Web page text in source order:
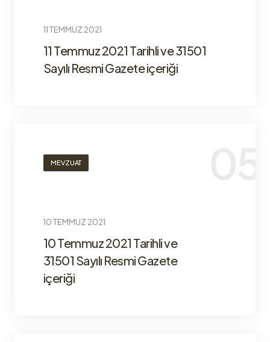
11 TEMMUZ 2021
11 Temmuz 2021 Tarihli ve 31501
Sayılı Resmi Gazete içeriği
MEVZUAT
10 TEMMUZ 2021
10 Temmuz 2021 Tarihli ve
31501 Sayılı Resmi Gazete
içeriği